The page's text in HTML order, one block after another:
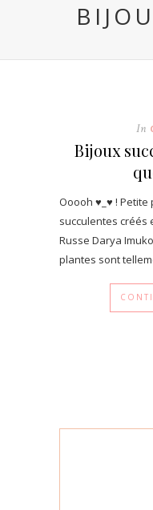
In
Bijoux
Ooooh ♥_♥ !
succulentes créés
Russe Darya
plantes sont